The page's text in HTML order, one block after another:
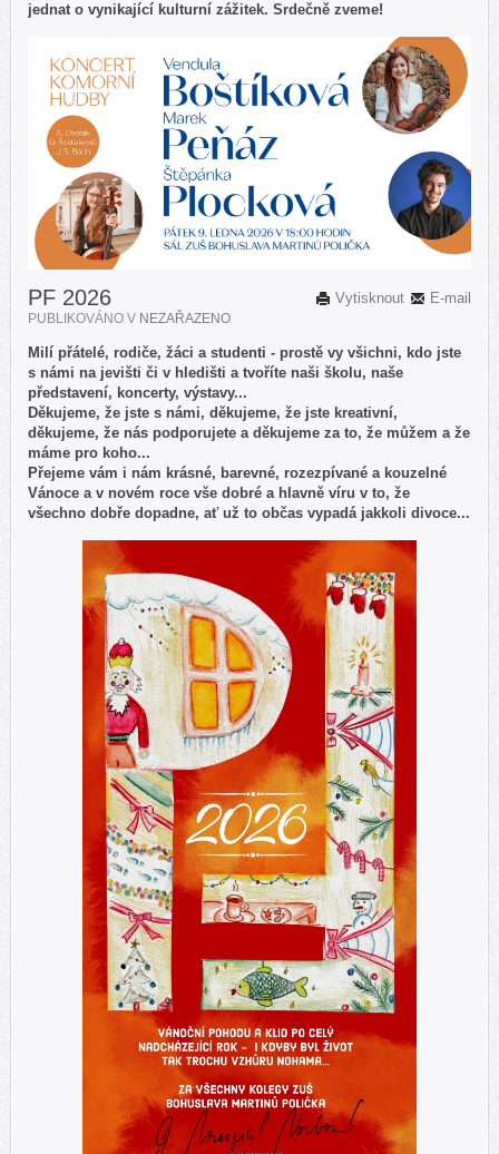
jednat o vynikající kulturní zážitek. Srdečně zveme!
E-mail
Vytisknout
PF 2026
PUBLIKOVÁNO V NEZAŘAZENO
Milí přátelé, rodiče, žáci a studenti - prostě vy všichni, kdo jste
s námi na jevišti či v hledišti a tvoříte naši školu, naše
představení, koncerty, výstavy...
Děkujeme, že jste s námi, děkujeme, že jste kreativní,
děkujeme, že nás podporujete a děkujeme za to, že můžem a že
máme pro koho...
Přejeme vám i nám krásné, barevné, rozezpívané a kouzelné
Vánoce a v novém roce vše dobré a hlavně víru v to, že
všechno dobře dopadne, ať už to občas vypadá jakkoli divoce...